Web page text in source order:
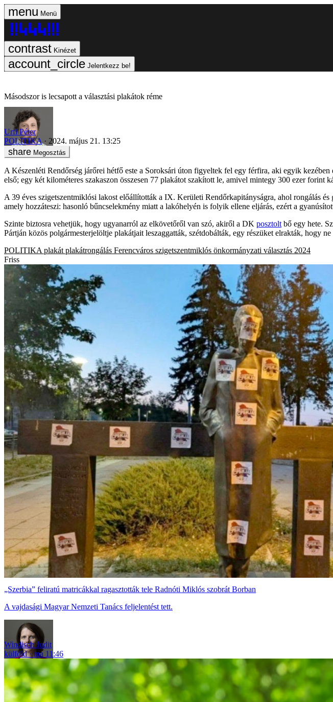
Menü
Kinézet
Jelentkezz be!
Másodszor is lecsapott a választási plakátok réme
Urfi Péter
POLITIKA
2024. május 21. 13:25
Megosztás
A Készenléti Rendőrség járőrei hétfő este a Soroksári úton figyeltek fel egy férfira, aki egyik
első; egy két kilométeres szakaszon összesen 77 plakátot szakított le, amivel mintegy 300 ezer forint
A 39 éves szigetszentmiklósi lakost előállították a IX. Kerületi Rendőrkapitányságra, ahol rongálás
amely hozzáteszi: hasonló bűncselekmény miatt a lakóhelyén is folyik ellene eljárás, ezért a
Szinte biztosra vehetjük, hogy ugyanarról az elkövetőről van szó, akiről a DK posztolt bő egy hete.
Pártján közös polgármesterjelöltje plakátjait leszaggatták, szétdobálták, egy részüket elrakták, hogy
POLITIKA plakát plakátrongálás Ferencváros szigetszentmiklós önkormányzati választás 2024
Friss
„Szerbia” feliratú matricákkal ragasztották tele Radnóti Miklós szobrát Borban
A vajdasági Magyar Nemzeti Tanács feljelentést tett.
Windisch Judit
külföld
ma 11:46